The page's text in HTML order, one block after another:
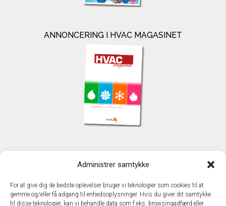
Administrer samtykke
For at give dig de bedste oplevelser bruger vi teknologier som cookies til at
gemme og/eller få adgang til enhedsoplysninger. Hvis du giver dit samtykke
til disse teknologier, kan vi behandle data som f.eks. browsingadfærd eller
ANNONCERING I HVAC MAGASINET
TechMedia A/S
DK - 2600 Glostrup
www.techmedia.dk